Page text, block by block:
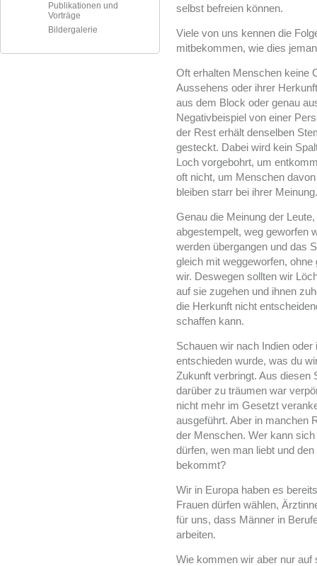
Publikationen und
Vorträge
Bildergalerie
selbst befreien können.
Viele von uns kennen die
mitbekommen, wie dies
Oft erhalten Menschen keine
Aussehens oder ihrer
aus dem Block oder genau
Negativbeispiel von einer
der Rest erhält denselben
gesteckt. Dabei wird kein
Loch vorgebohrt, um
oft nicht, um Menschen
bleiben starr bei ihrer Meinung.
Genau die Meinung der
abgestempelt, weg geworfen
werden übergangen und das
gleich mit weggeworfen,
wir. Deswegen sollten wir
auf sie zugehen und ihnen
die Herkunft nicht
schaffen kann.
Schauen wir nach Indien
entschieden wurde, was du
Zukunft verbringt. Aus diesen
darüber zu träumen war
nicht mehr im Gesetzt
ausgeführt. Aber in manchen
der Menschen. Wer kann
dürfen, wen man liebt und
bekommt?
Wir in Europa haben es
Frauen dürfen wählen,
für uns, dass Männer in
arbeiten.
Wie kommen wir aber nur auf